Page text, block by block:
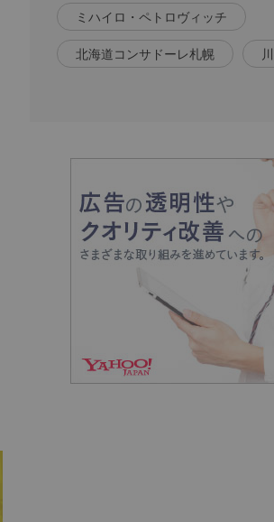
ミハイロ・ペトロヴィッチ
北海道コンサドーレ札幌